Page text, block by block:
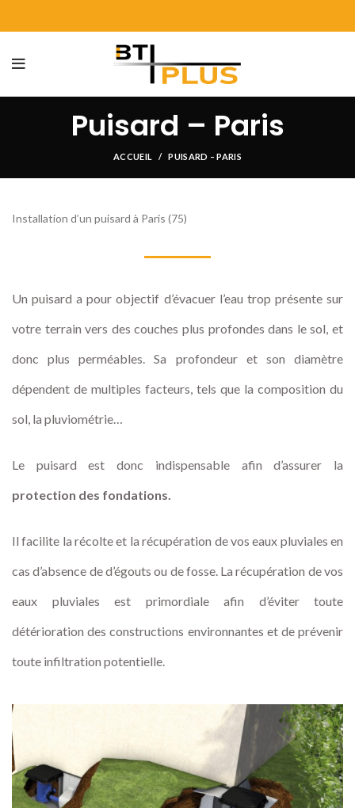
Puisard – Paris
ACCUEIL PUISARD – PARIS
Installation d’un puisard à Paris (75)
Un puisard a pour objectif d’évacuer l’eau trop présente sur
votre terrain vers des couches plus profondes dans le sol, et
donc plus perméables. Sa profondeur et son diamètre
dépendent de multiples facteurs, tels que la composition du
sol, la pluviométrie…
Le puisard est donc indispensable afin d’assurer la
protection des fondations.
Il facilite la récolte et la récupération de vos eaux pluviales en
cas d’absence de d’égouts ou de fosse. La récupération de vos
eaux pluviales est primordiale afin d’éviter toute
détérioration des constructions environnantes et de prévenir
toute infiltration potentielle.